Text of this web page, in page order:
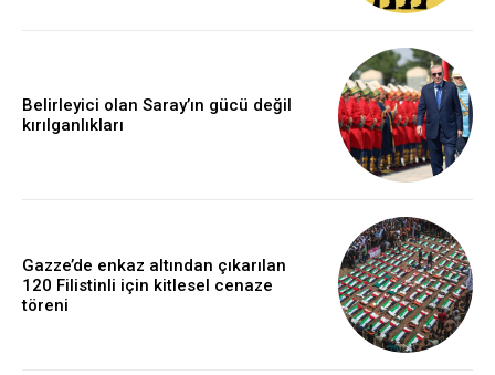
Belirleyici olan Saray’ın gücü değil
kırılganlıkları
Gazze’de enkaz altından çıkarılan
120 Filistinli için kitlesel cenaze
töreni